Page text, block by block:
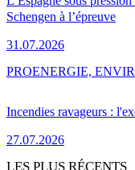
Schengen à l’épreuve
31.07.2026
Incendies ravageurs :
27.07.2026
PROENERGIE,
LES PLUS RÉCENTS